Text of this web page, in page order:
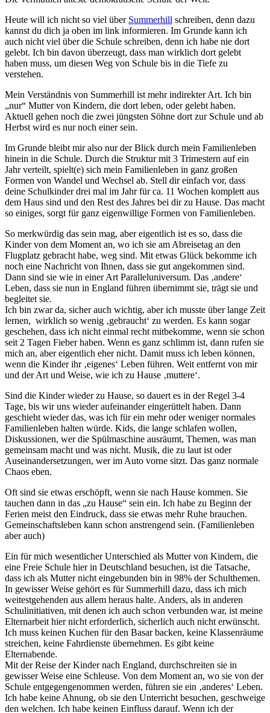
Heute will ich nicht so viel über Summerhill schreiben, denn dazu
kannst du dich ja oben im link informieren. Im Grunde kann ich
auch nicht viel über die Schule schreiben, denn ich habe nie dort
gelebt. Ich bin davon überzeugt, dass man wirklich dort gelebt
haben muss, um diesen Weg von Schule bis in die Tiefe zu
verstehen.
Mein Verständnis von Summerhill ist mehr indirekter Art. Ich bin
„nur“ Mutter von Kindern, die dort leben, oder gelebt haben.
Aktuell gehen noch die zwei jüngsten Söhne dort zur Schule und ab
Herbst wird es nur noch einer sein.
Im Grunde bleibt mir also nur der Blick durch mein Familienleben
hinein in die Schule. Durch die Struktur mit 3 Trimestern auf ein
Jahr verteilt, spielt(e) sich mein Familienleben in ganz großen
Formen von Wandel und Wechsel ab. Stell dir einfach vor, dass
deine Schulkinder drei mal im Jahr für ca. 11 Wochen komplett aus
dem Haus sind und den Rest des Jahres bei dir zu Hause. Das macht
so einiges, sorgt für ganz eigenwillige Formen von Familienleben.
So merkwürdig das sein mag, aber eigentlich ist es so, dass die
Kinder von dem Moment an, wo ich sie am Abreisetag an den
Flugplatz gebracht habe, weg sind. Mit etwas Glück bekomme ich
noch eine Nachricht von Ihnen, dass sie gut angekommen sind.
Dann sind sie wie in einer Art Paralleluniversum. Das ‚andere‘
Leben, dass sie nun in England führen übernimmt sie, trägt sie und
begleitet sie.
Ich bin zwar da, sicher auch wichtig, aber ich musste über lange Zeit
lernen, wirklich so wenig ‚gebraucht‘ zu werden. Es kann sogar
geschehen, dass ich nicht einmal recht mitbekomme, wenn sie schon
seit 2 Tagen Fieber haben. Wenn es ganz schlimm ist, dann rufen sie
mich an, aber eigentlich eher nicht. Damit muss ich leben können,
wenn die Kinder ihr ‚eigenes‘ Leben führen. Weit entfernt von mir
und der Art und Weise, wie ich zu Hause ‚muttere‘.
Sind die Kinder wieder zu Hause, so dauert es in der Regel 3-4
Tage, bis wir uns wieder aufeinander eingerüttelt haben. Dann
geschieht wieder das, was ich für ein mehr oder weniger normales
Familienleben halten würde. Kids, die lange schlafen wollen,
Diskussionen, wer die Spülmaschine ausräumt, Themen, was man
gemeinsam macht und was nicht. Musik, die zu laut ist oder
Auseinandersetzungen, wer im Auto vorne sitzt. Das ganz normale
Chaos eben.
Oft sind sie etwas erschöpft, wenn sie nach Hause kommen. Sie
tauchen dann in das „zu Hause“ sein ein. Ich habe zu Beginn der
Ferien meist den Eindruck, dass sie etwas mehr Ruhe brauchen.
Gemeinschaftsleben kann schon anstrengend sein. (Familienleben
aber auch)
Ein für mich wesentlicher Unterschied als Mutter von Kindern, die
eine Freie Schule hier in Deutschland besuchen, ist die Tatsache,
dass ich als Mutter nicht eingebunden bin in 98% der Schulthemen.
In gewisser Weise gehört es für Summerhill dazu, dass ich mich
weitestgehenden aus allem heraus halte. Anders, als in anderen
Schulinitiativen, mit denen ich auch schon verbunden war, ist meine
Elternarbeit hier nicht erforderlich, sicherlich auch nicht erwünscht.
Ich muss keinen Kuchen für den Basar backen, keine Klassenräume
streichen, keine Fahrdienste übernehmen. Es gibt keine
Elternabende.
Mit der Reise der Kinder nach England, durchschreiten sie in
gewisser Weise eine Schleuse. Von dem Moment an, wo sie von der
Schule entgegengenommen werden, führen sie ein ‚anderes‘ Leben.
Ich habe keine Ahnung, ob sie den Unterricht besuchen, geschweige
den welchen. Ich habe keinen Einfluss darauf. Wenn ich der